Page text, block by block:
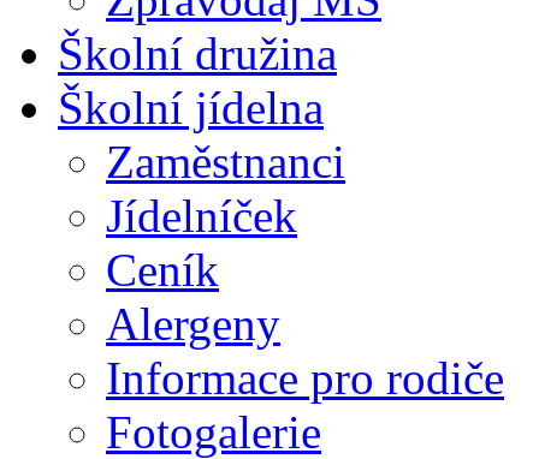
Školní družina
Školní jídelna
Zaměstnanci
Jídelníček
Ceník
Alergeny
Informace pro rodiče
Fotogalerie